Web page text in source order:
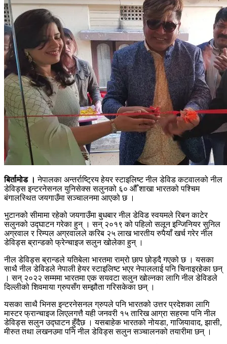
बिर्तामोड । नेपालका अन्तर्राष्ट्रिय हेयर स्टाइलिष्ट नील डेविड कटवालको नील
डेविड्स इन्टरनेसनल युनिसेक्स सलुनको ६० औँ शाखा भारतको पश्चिम
बंगालस्थित जयगाउँमा सञ्चालनमा आएको छ ।
भुटानको सीमामा रहेको जयगाउँमा बुधबार नील डेविड स्वयमले रिबन काटेर
सलुनको उद्घाटन गरेका हुन् । सन् २०१९ को पहिलो सलून इन्जिनियर सुनिल
अग्रवाल र रिम्पल अग्रवालले करिब २५ लाख भारतीय रुपैयाँ खर्च गरेर नील
डेविड्स ब्रान्डको फ्रेन्चाइज सलुन खोलेका हुन् ।
नील डेविड्स ब्रान्डले यतिबेला भारतमा राम्रो छाप छोड्दै गएको छ । यसका
साथै नील डेविडले नेपाली हेयर स्टाइलिष्ट भएर नेपाललाई पनि चिनाइरहेका छन्
। सन् २०२२ सम्ममा भारतमा एक सयवटा सलुन खोल्नका लागि नील डेविडले
दिल्लीको शिवमाया ग्रुपसँग सम्झौता गरिसकेका छन् ।
यसका साथै भिनस इन्टरनेसनल ग्रुपले पनि भारतको उत्तर प्रदेशका लागि
मास्टर फ्रान्चाइज लिएलगत्तै यही जनवरी १५ तारिख आग्रा सहरमा पनि नील
डेविड्स सलुन उद्घाटन हुँदैछ । यसबाहेक भारतको नोयडा, गाजियावाद, झासी,
मीरुत तथा लखनउमा पनि नील डेविड्स सलुन सञ्चालनको तयारीमा छन् ।